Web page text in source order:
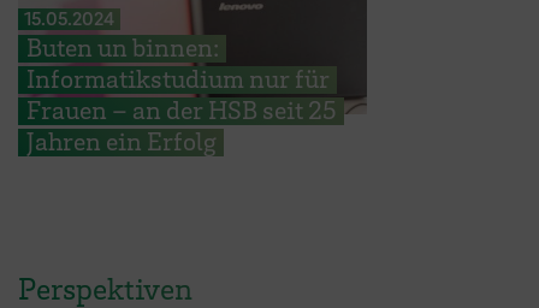
15.05.2024
Buten un binnen:
Informatikstudium nur für
Frauen – an der HSB seit 25
Jahren ein Erfolg
Perspektiven